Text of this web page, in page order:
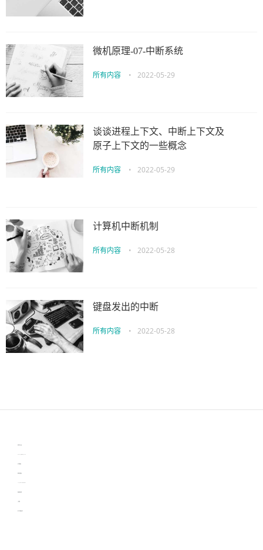
微机原理-07-中断系统
所有内容 • 2022-05-29
谈谈进程上下文、中断上下文及
原子上下文的一些概念
所有内容 • 2022-05-29
计算机中断机制
所有内容 • 2022-05-28
键盘发出的中断
所有内容 • 2022-05-28